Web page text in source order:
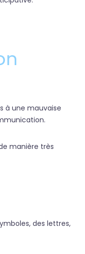
à une mauvaise
manière très
des lettres,